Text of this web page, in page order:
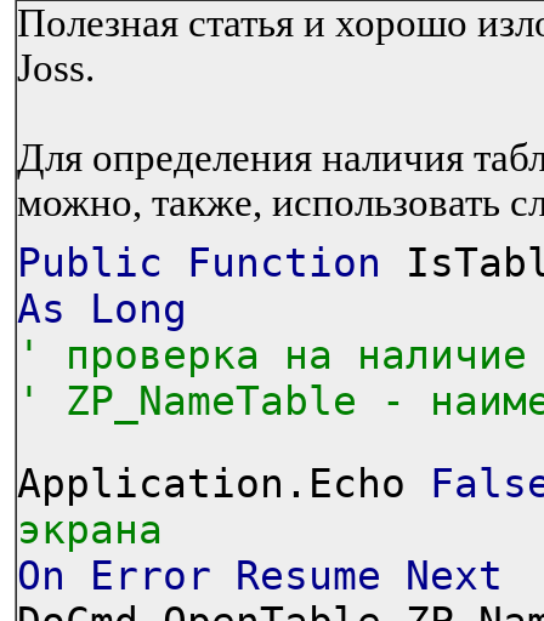
Полезная статья и хорошо
Joss.
Для определения наличия
можно, также, использовать
Public Function
As
Long
' проверка на наличие
' ZP_NameTable -
Application.Echo
экрана
On
Error Resume
Next